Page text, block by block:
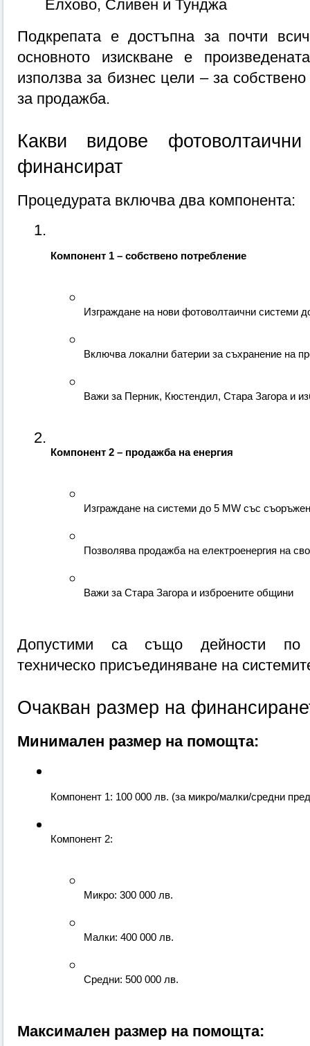
Елхово, Сливен и Тунджа
Подкрепата е достъпна за почти
основното изискване е
използва за бизнес цели – за
за продажба.
Какви видове
финансират
Процедурата включва два компонента:
Компонент 1 – собствено потребление
Изграждане на нови фотоволтаични системи
Включва локални батерии за съхранение на
Важи за Перник, Кюстендил, Стара Загора и
Компонент 2 – продажба на енергия
Изграждане на системи до 5 MW със
Позволява продажба на електроенергия на
Важи за Стара Загора и изброените общини
Допустими са също дейности по
техническо присъединяване на
Очакван размер на
Минимален размер на помощта:
Компонент 1: 100 000 лв. (за микро/малки/средни
Компонент 2:
Микро: 300 000 лв.
Малки: 400 000 лв.
Средни: 500 000 лв.
Максимален размер на помощта: